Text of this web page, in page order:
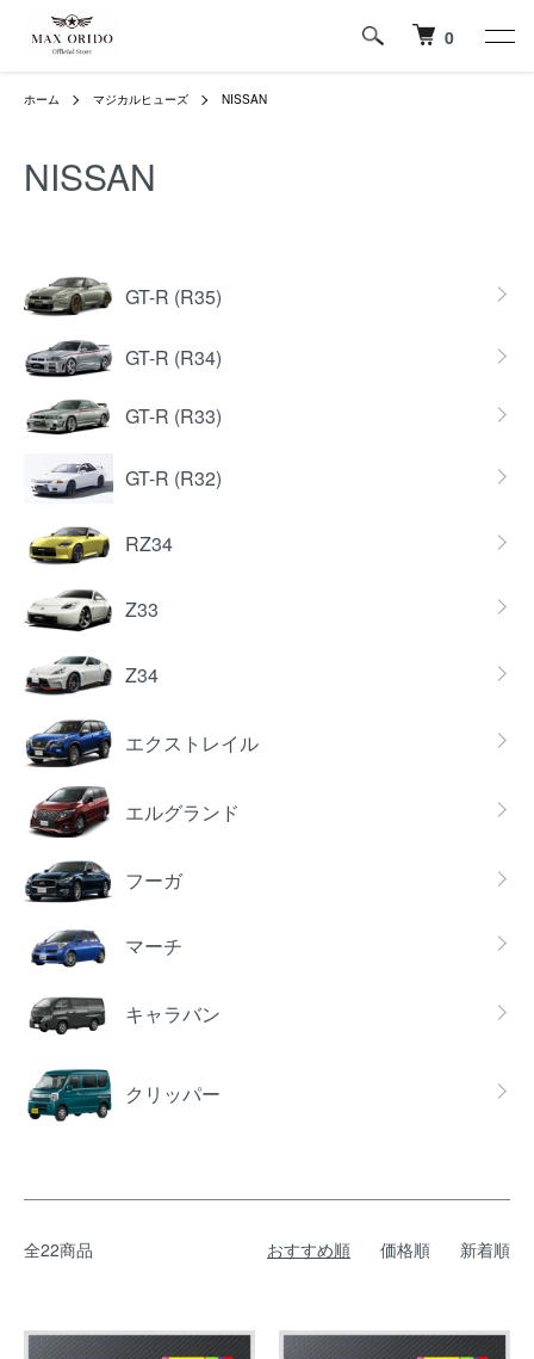
0
ホーム マジカルヒューズ NISSAN
NISSAN
GT-R (R35)
GT-R (R34)
GT-R (R33)
GT-R (R32)
RZ34
Z33
Z34
エクストレイル
エルグランド
フーガ
マーチ
キャラバン
クリッパー
全22商品 おすすめ順 価格順 新着順